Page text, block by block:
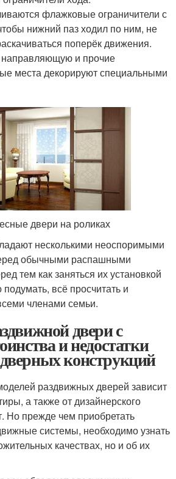
флажковые ограничители с
нижний паз ходил по ним, не
поперёк движения.
и прочие
места декорируют специальными
двери на роликах
несколькими неоспоримыми
обычными распашными
тем как заняться их установкой
всё просчитать и
членами семьи.
двери с
и недостатки
конструкций
раздвижных дверей зависит
а также от дизайнерского
Но прежде чем приобретать
системы, необходимо узнать
качествах, но и об их